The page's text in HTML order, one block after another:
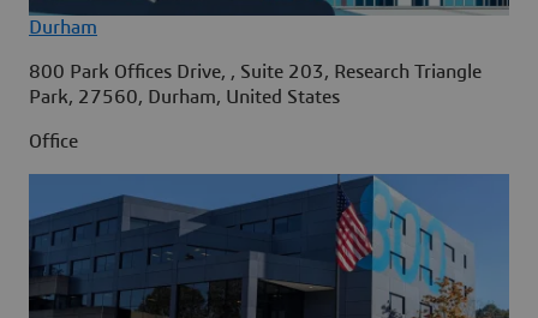
Durham
800 Park Offices Drive, , Suite 203, Research Triangle
Park, 27560, Durham, United States
Office